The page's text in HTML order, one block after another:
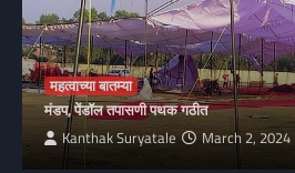
महत्वाच्या बातम्या
मंडप, पेंडॉल तपासणी पथक गठीत
Kanthak Suryatale March 2, 2024